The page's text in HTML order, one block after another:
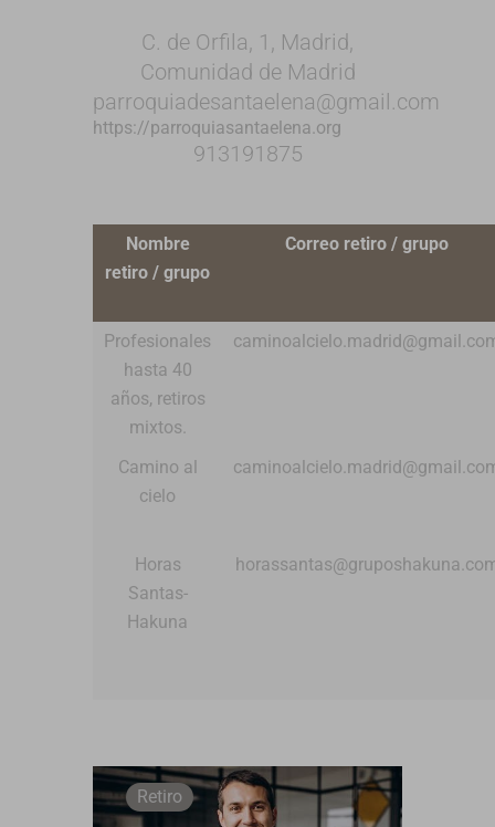
C. de Orfila, 1, Madrid,
Comunidad de Madrid
parroquiadesantaelena@gmail.com
https://parroquiasantaelena.org
913191875
Nombre
retiro / grupo
Correo retiro / grupo
Profesionales
hasta 40
años, retiros
mixtos.
Camino al
cielo
Horas
Santas-
Hakuna
Retiro